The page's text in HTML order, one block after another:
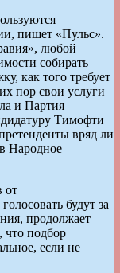
пишет «Пульс».
любой
собирать
как того требует
пор свои услуги
и Партия
Тимофти
вряд ли
Народное
от
будут за
продолжает
что подбор
если не